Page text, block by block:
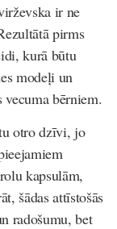
ir ne
pirms
kurā būtu
modeļi un
bērniem.
otro dzīvi, jo
kapsulām,
šādas attīstošās
radošumu, bet